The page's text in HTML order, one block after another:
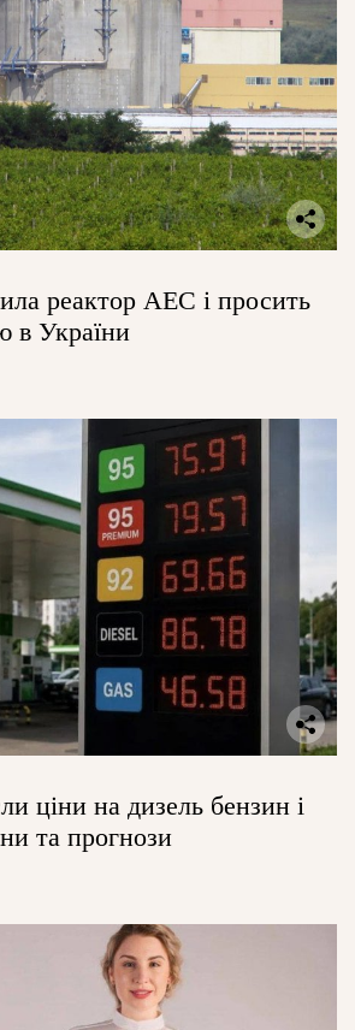
реактор АЕС і просить
в України
ціни на дизель бензин і
та прогнози